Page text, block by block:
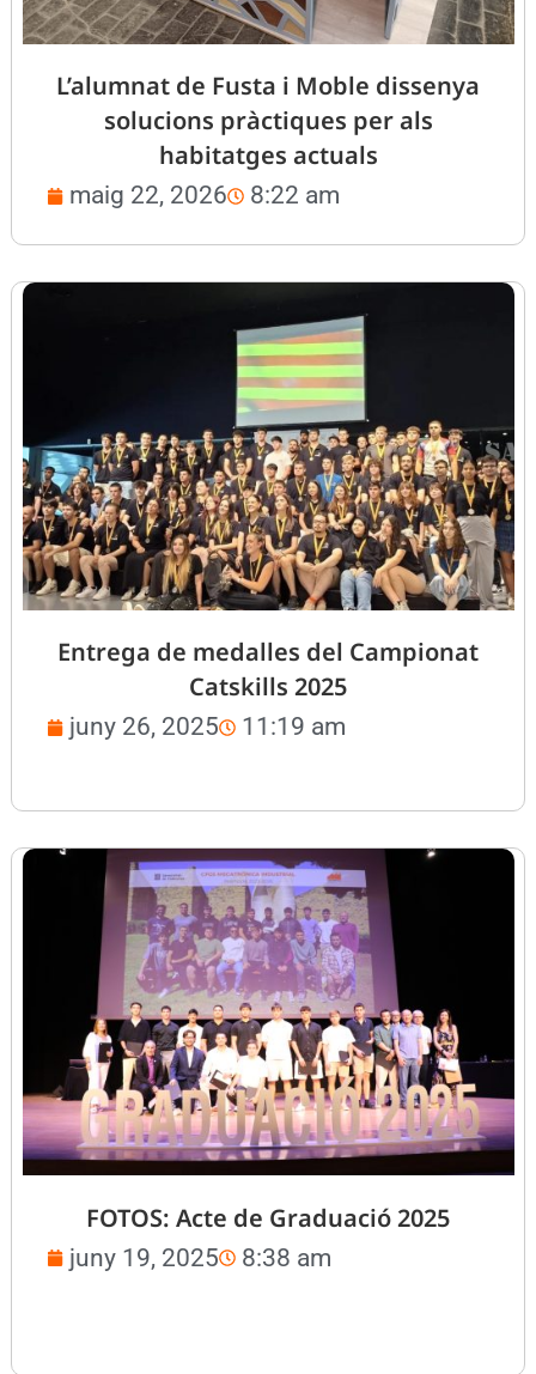
L’alumnat de Fusta i Moble dissenya
solucions pràctiques per als
habitatges actuals
maig 22, 2026 8:22 am
Entrega de medalles del Campionat
Catskills 2025
juny 26, 2025 11:19 am
FOTOS: Acte de Graduació 2025
juny 19, 2025 8:38 am